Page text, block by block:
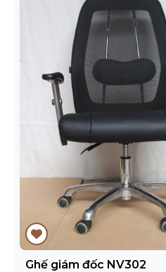
Ghế giám đốc NV302